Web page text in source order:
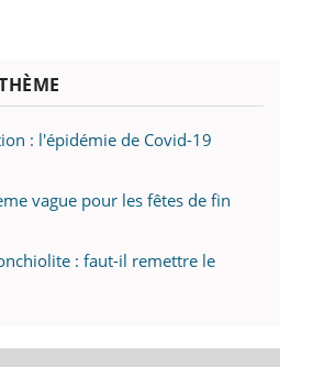
: l'épidémie de Covid-19
vague pour les fêtes de fin
: faut-il remettre le